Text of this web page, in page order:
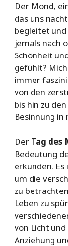
Der Mond,
das uns
begleitet und
jemals nach
Schönheit
gefühlt?
immer
von den
bis hin zu
Besinnung in
Der Tag des
Bedeutung
erkunden.
um die
zu
Leben zu
von Licht
Anziehung